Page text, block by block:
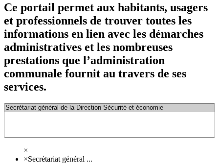
Ce portail permet aux habitants, usagers
et professionnels de trouver toutes les
informations en lien avec les démarches
administratives et les nombreuses
prestations que l’administration
communale fournit au travers de ses
services.
×
×Secrétariat général ...